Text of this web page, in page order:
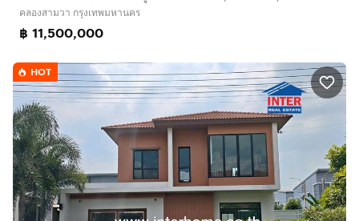
คลองสามวา กรุงเทพมหานคร
฿ 11,500,000
HOT